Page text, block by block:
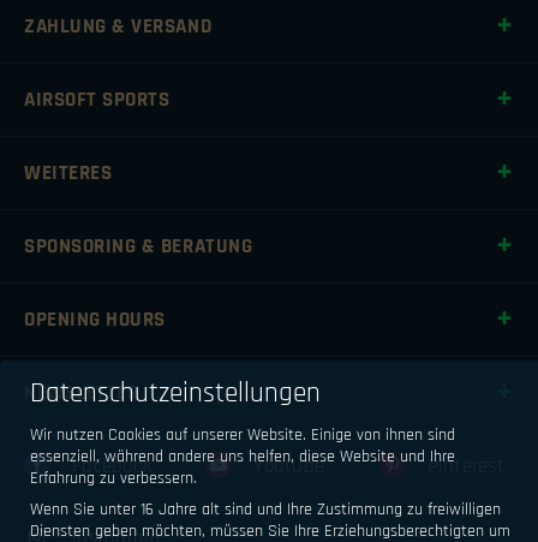
ZAHLUNG & VERSAND
AIRSOFT SPORTS
WEITERES
SPONSORING & BERATUNG
OPENING HOURS
NEWSLETTER
Facebook Youtube Pinterest
Datenschutzeinstellungen
Wir nutzen Cookies auf unserer Website. Einige von ihnen sind
essenziell, während andere uns helfen, diese Website und Ihre
Erfahrung zu verbessern.
Wenn Sie unter 16 Jahre alt sind und Ihre Zustimmung zu freiwilligen
Diensten geben möchten, müssen Sie Ihre Erziehungsberechtigten um